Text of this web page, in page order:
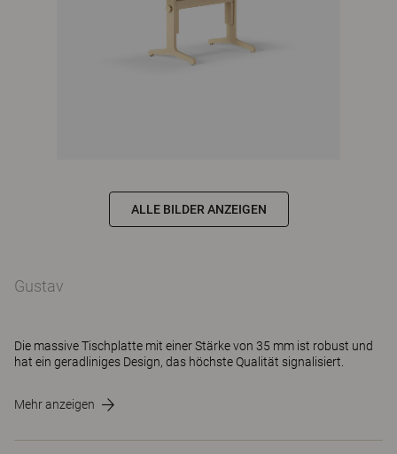
ALLE BILDER ANZEIGEN
Gustav
Die massive Tischplatte mit einer Stärke von 35 mm ist robust und
hat ein geradliniges Design, das höchste Qualität signalisiert.
Mehr anzeigen